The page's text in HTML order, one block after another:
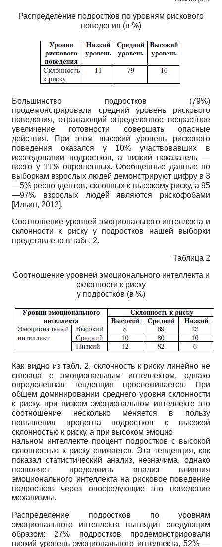
Распределение подростков по уровням рискового
поведения (в %)
Большинство подростков (79%)
продемонстрировали средний уровень рискового
поведения, отражающий определенное возрастное
увеличение готовности совершать опасные
действия. При этом высокий уровень рискового
поведения оказался у 10% участвовавших в
исследовании подростков, а низкий показатель —
всего у 11% опрошенных. Обобщенные данные по
выборкам взрослых людей демонстрируют цифру в 3
—5% респондентов, склонных к высокому риску, а 95
—97% взрослых людей являются рискофобами
[Ильин, 2012].
Соотношение уровней эмоционального интеллекта и
склонности к риску у подростков нашей выборки
представлено в табл. 2.
Таблица 2
Соотношение уровней эмоционального интеллекта и
склонности к риску
у подростков (в %)
Как видно из табл. 2, склонность к риску линейно не
связана с эмоциональным интеллектом, однако
определенная тенденция прослеживается. При
общем доминировании среднего уровня склонности
к риску, при низком эмоциональном интеллекте это
соотношение несколько меняется в пользу
повышения процента подростков с высокой
склонностью к риску, а при высоком эмоцио­
нальном интеллекте процент подростков с высокой
склонностью к риску снижается. Эта тенденция, как
показал статистический анализ, незначима, однако
позволяет продолжить анализ влияния
эмоционального интеллекта на рисковое поведение
подростков через опосре­дующие это поведение
механизмы.
Распределение подростков по уровням
эмоционального интеллекта выглядит следующим
образом: 27% подростков продемонстрировали
низкий уровень эмоционального интеллекта, 52% —